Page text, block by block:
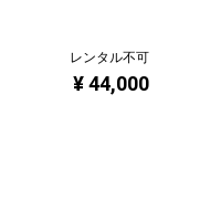
レンタル不可
¥ 44,000